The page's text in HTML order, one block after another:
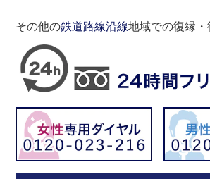
その他の鉄道路線沿線地域での復縁・